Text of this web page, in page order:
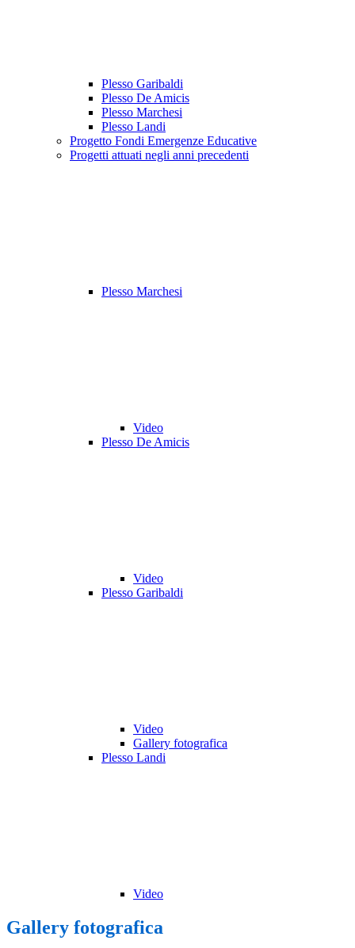
Plesso Garibaldi
Plesso De Amicis
Plesso Marchesi
Plesso Landi
Progetto Fondi Emergenze Educative
Progetti attuati negli anni precedenti
Plesso Marchesi
Video
Plesso De Amicis
Video
Plesso Garibaldi
Video
Gallery fotografica
Plesso Landi
Video
Gallery fotografica